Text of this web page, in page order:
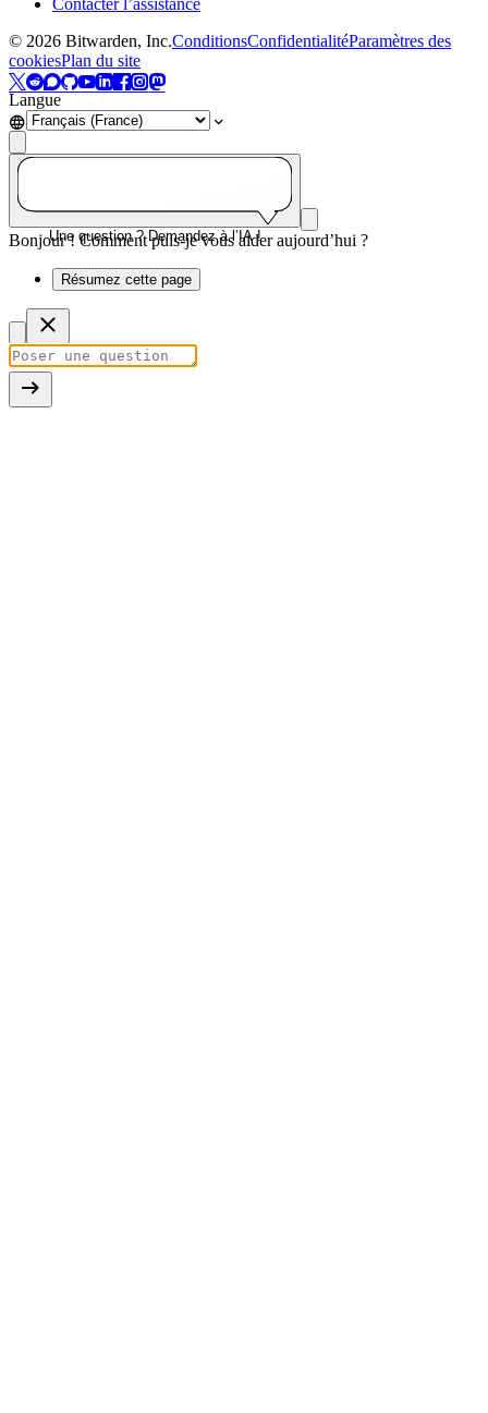
© 2026 Bitwarden, Inc.ConditionsConfidentialitéParamètres des
cookiesPlan du site
Langue
Une question ? Demandez à l’IA !
Bonjour ! Comment puis-je vous aider aujourd’hui ?
Résumez cette page